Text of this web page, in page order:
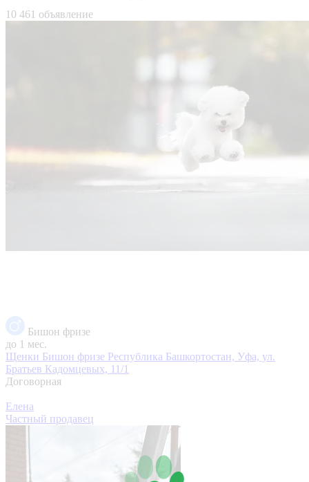
10 461 объявление
Бишон фризе
до 1 мес.
Щенки Бишон фризе Республика Башкортостан, Уфа, ул.
Братьев Кадомцевых, 11/1
Договорная
Елена
Частный продавец